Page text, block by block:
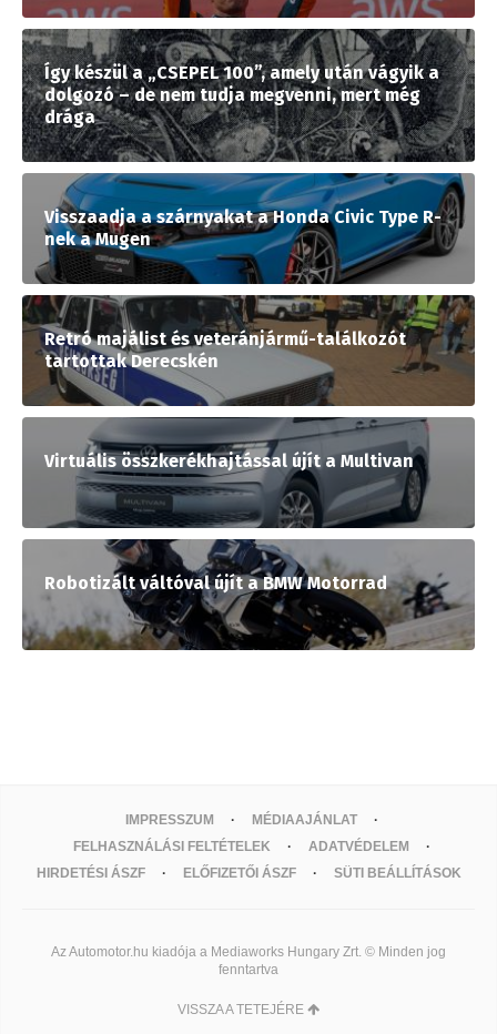
Így készül a „CSEPEL 100”, amely után vágyik a
dolgozó – de nem tudja megvenni, mert még
drága
Visszaadja a szárnyakat a Honda Civic Type R-
nek a Mugen
Retró majálist és veteránjármű-találkozót
tartottak Derecskén
Virtuális összkerékhajtással újít a Multivan
Robotizált váltóval újít a BMW Motorrad
IMPRESSZUM
MÉDIAAJÁNLAT
FELHASZNÁLÁSI FELTÉTELEK
ADATVÉDELEM
HIRDETÉSI ÁSZF
ELŐFIZETŐI ÁSZF SÜTI BEÁLLÍTÁSOK
Az Automotor.hu kiadója a Mediaworks Hungary Zrt. © Minden jog
fenntartva
VISSZA A TETEJÉRE